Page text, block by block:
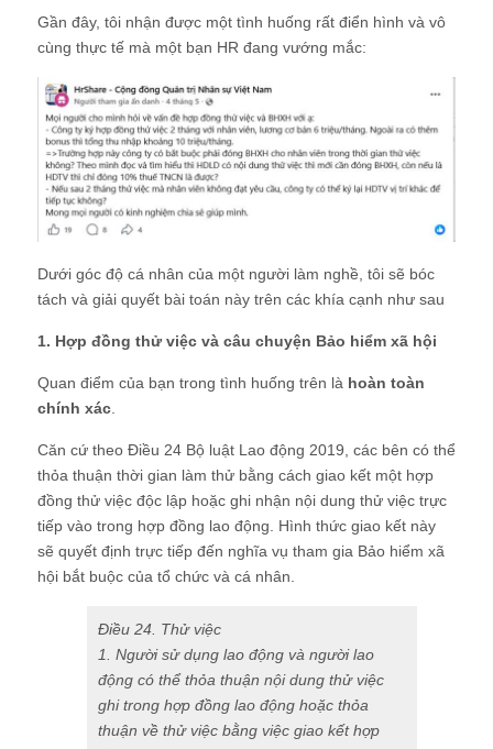
Gần đây, tôi nhận được một tình huống rất điển hình và vô
cùng thực tế mà một bạn HR đang vướng mắc:
Dưới góc độ cá nhân của một người làm nghề, tôi sẽ bóc
tách và giải quyết bài toán này trên các khía cạnh như sau
1. Hợp đồng thử việc và câu chuyện Bảo hiểm xã hội
Quan điểm của bạn trong tình huống trên là hoàn toàn
chính xác
Căn cứ theo Điều 24 Bộ luật Lao động 2019, các bên có thể
thỏa thuận thời gian làm thử bằng cách giao kết một hợp
đồng thử việc độc lập hoặc ghi nhận nội dung thử việc trực
tiếp vào trong hợp đồng lao động . Hình thức giao kết này
sẽ quyết định trực tiếp đến nghĩa vụ tham gia Bảo hiểm xã
hội bắt buộc của tổ chức và cá nhân.
Điều 24. Thử việc
1. Người sử dụng lao động và người lao
động có thể thỏa thuận nội dung thử việc
ghi trong hợp đồng lao động hoặc thỏa
thuận về thử việc bằng việc giao kết hợp